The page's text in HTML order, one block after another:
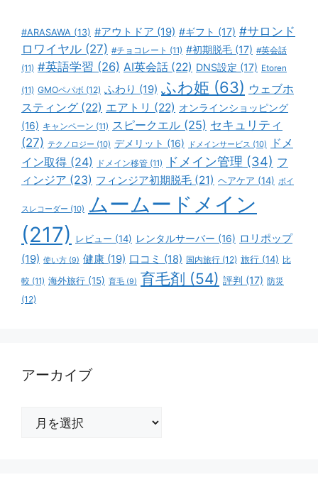
#ARASAWA (13) #アウトドア (19) #ギフト (17) #サロンド
ロワイヤル (27) #チョコレート (11) #初期脱毛 (17) #英会話
(11) #英語学習 (26) AI英会話 (22) DNS設定 (17) Etoren
(11) GMOペパボ (12) ふわり (19) ふわ姫 (63) ウェブホ
スティング (22) エアトリ (22) オンラインショッピング
(16) キャンペーン (11) スピークエル (25) セキュリティ
(27) テクノロジー (10) デメリット (16) ドメインサービス (10)
ドメ
イン取得 (24) ドメイン移管 (11) ドメイン管理 (34) フ
ィンジア (23) フィンジア初期脱毛 (21) ヘアケア (14) ボイ
スレコーダー (10) ムームードメイン
(217)
レビュー (14) レンタルサーバー (16) ロリポップ
(19) 使い方 (9) 健康 (19) 口コミ (18) 国内旅行 (12) 旅行 (14) 比
較 (11) 海外旅行 (15) 育毛 (9) 育毛剤 (54) 評判 (17) 防災
(12)
アーカイブ